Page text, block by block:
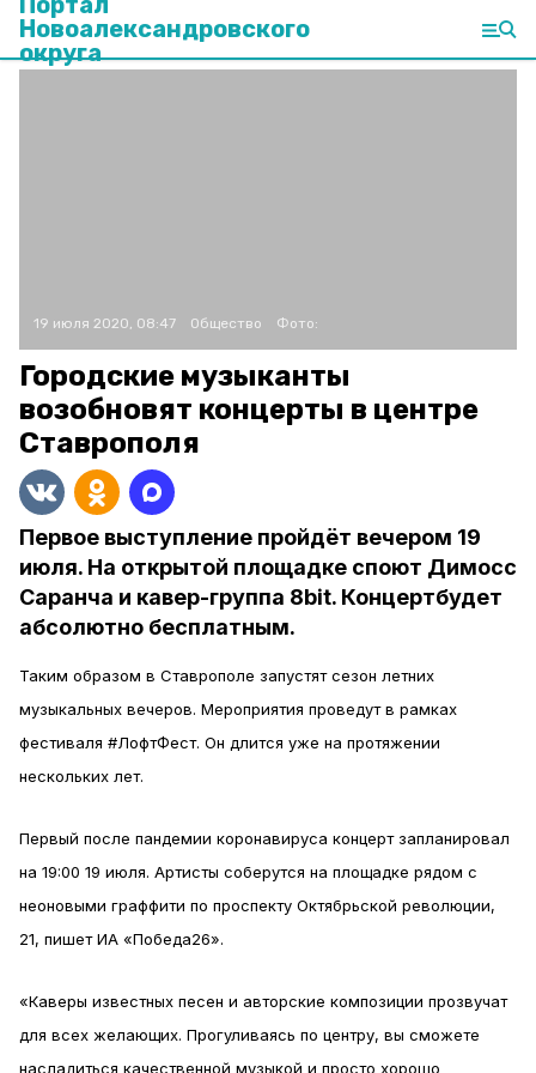
Новоалександровского
округа
19 июля 2020, 08:47 Общество Фото:
Городские музыканты
возобновят концерты в центре
Ставрополя
Первое выступление пройдёт вечером 19
июля. На открытой площадке споют Димосс
Саранча и кавер-группа 8bit. Концертбудет
абсолютно бесплатным.
Таким образом в Ставрополе запустят сезон летних
музыкальных вечеров. Мероприятия проведут в рамках
фестиваля #ЛофтФест. Он длится уже на протяжении
нескольких лет.
Первый после пандемии коронавируса концерт запланировал
на 19:00 19 июля. Артисты соберутся на площадке рядом с
неоновыми граффити по проспекту Октябрьской революции,
21, пишет ИА «Победа26».
«Каверы известных песен и авторские композиции прозвучат
для всех желающих. Прогуливаясь по центру, вы сможете
насладиться качественной музыкой и просто хорошо